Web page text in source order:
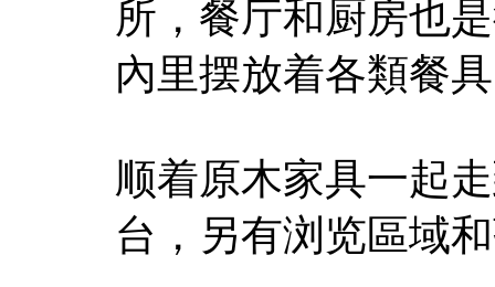
所，餐厅和厨房也
內里摆放着各類餐
顺着原木家具一起
台，另有浏览區域